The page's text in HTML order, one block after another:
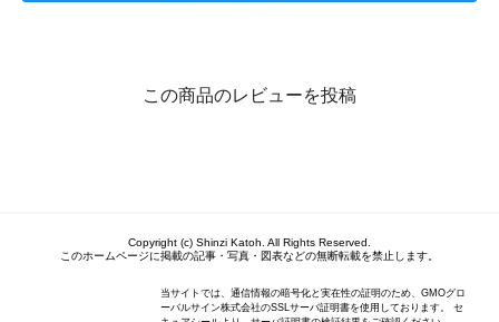
この商品のレビューを投稿
Copyright (c) Shinzi Katoh. All Rights Reserved.
このホームページに掲載の記事・写真・図表などの無断転載を禁止します。
当サイトでは、通信情報の暗号化と実在性の証明のため、GMOグロ
ーバルサイン株式会社のSSLサーバ証明書を使用しております。 セ